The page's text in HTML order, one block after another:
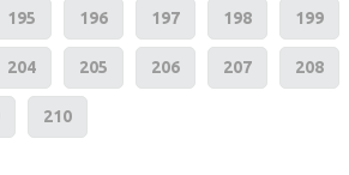
195 196 197 198 199
204 205 206 207 208
210